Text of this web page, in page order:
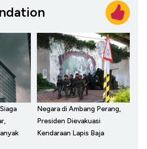
Negara di Ambang Perang,
Presiden Dievakuasi
Kendaraan Lapis Baja